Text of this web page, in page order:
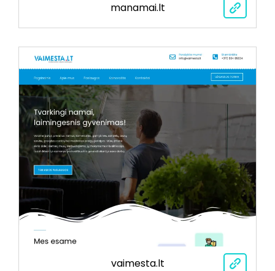
manamai.lt
vaimesta.lt